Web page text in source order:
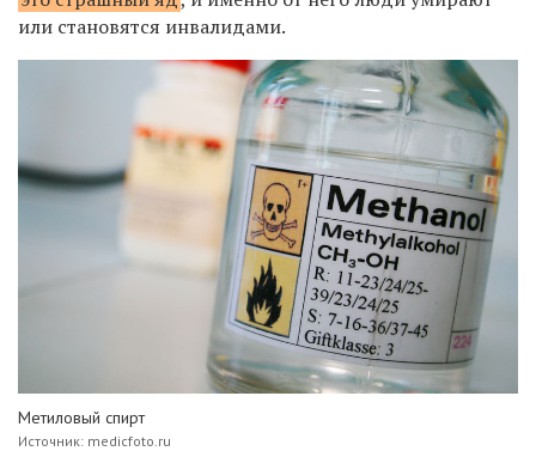
или становятся инвалидами.
Метиловый спирт
Источник: medicfoto.ru